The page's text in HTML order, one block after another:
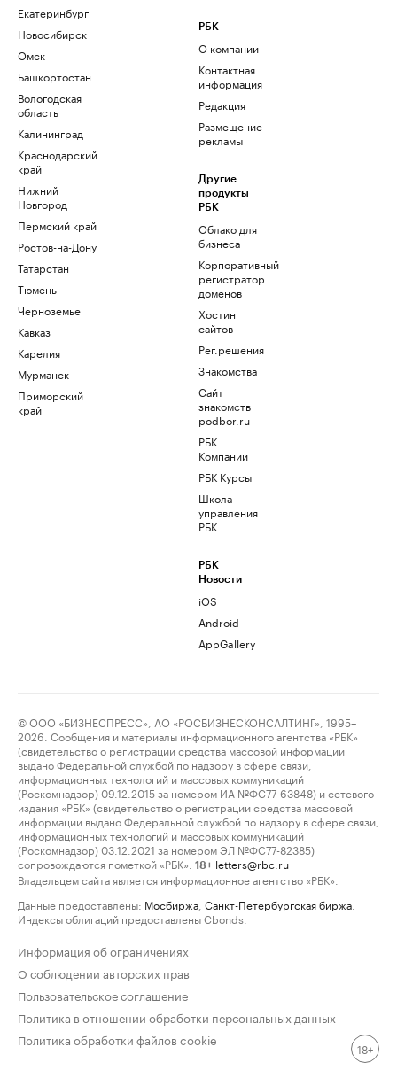
Екатеринбург
Новосибирск
Омск
Башкортостан
Вологодская
область
Калининград
Краснодарский
край
Нижний
Новгород
Пермский край
Ростов-на-Дону
Татарстан
Тюмень
Черноземье
Кавказ
Карелия
Мурманск
Приморский
край
РБК
О компании
Контактная
информация
Редакция
Размещение
рекламы
Другие
продукты
РБК
Облако для
бизнеса
Корпоративный
регистратор
доменов
Хостинг
сайтов
Рег.решения
Знакомства
Сайт
знакомств
podbor.ru
РБК
Компании
РБК Курсы
Школа
управления
РБК
РБК
Новости
iOS
Android
AppGallery
© ООО «БИЗНЕСПРЕСС», АО «РОСБИЗНЕСКОНСАЛТИНГ», 1995–
2026. Сообщения и материалы информационного агентства «РБК»
(свидетельство о регистрации средства массовой информации
выдано Федеральной службой по надзору в сфере связи,
информационных технологий и массовых коммуникаций
(Роскомнадзор) 09.12.2015 за номером ИА №ФС77-63848) и сетевого
издания «РБК» (свидетельство о регистрации средства массовой
информации выдано Федеральной службой по надзору в сфере связи,
информационных технологий и массовых коммуникаций
(Роскомнадзор) 03.12.2021 за номером ЭЛ №ФС77-82385)
сопровождаются пометкой «РБК».
18+ letters@rbc.ru
Владельцем сайта является информационное агентство «РБК».
Данные предоставлены: Мосбиржа Санкт-Петербургская биржа
Индексы облигаций предоставлены Cbonds.
Информация об ограничениях
О соблюдении авторских прав
Пользовательское соглашение
Политика в отношении обработки персональных данных
Политика обработки файлов cookie
18+